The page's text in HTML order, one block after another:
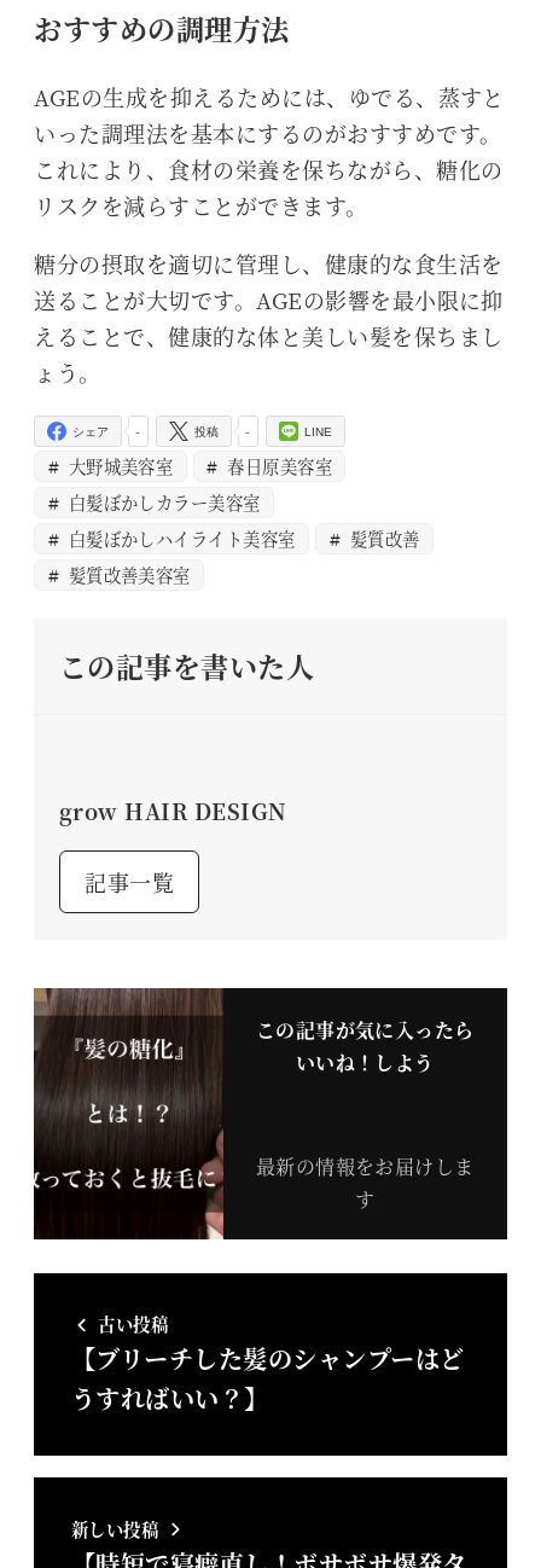
おすすめの調理方法
AGEの生成を抑えるためには、ゆでる、蒸すと
いった調理法を基本にするのがおすすめです。
これにより、食材の栄養を保ちながら、糖化の
リスクを減らすことができます。
糖分の摂取を適切に管理し、健康的な食生活を
送ることが大切です。AGEの影響を最小限に抑
えることで、健康的な体と美しい髪を保ちまし
ょう。
-
シェア -
投稿 LINE
大野城美容室
春日原美容室
白髪ぼかしカラー美容室
白髪ぼかしハイライト美容室
髪質改善
髪質改善美容室
この記事を書いた人
grow HAIR DESIGN
記事一覧
この記事が気に入ったら
いいね！しよう
最新の情報をお届けしま
す
古い投稿
【ブリーチした髪のシャンプーはど
うすればいい？】
新しい投稿